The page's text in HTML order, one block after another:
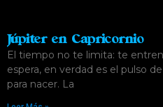
Júpiter en Capricornio
El tiempo no te limita: te
espera, en verdad es el pulso
para nacer. La